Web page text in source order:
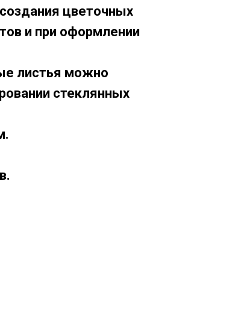
цветочных
и при оформлении
листья можно
стеклянных